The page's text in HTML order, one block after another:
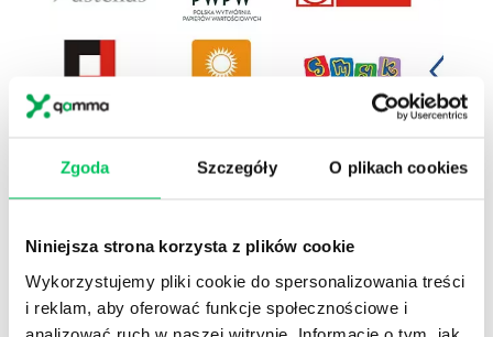
Zgoda Szczegóły O plikach cookies
Niniejsza strona korzysta z plików cookie
Wykorzystujemy pliki cookie do spersonalizowania treści
i reklam, aby oferować funkcje społecznościowe i
analizować ruch w naszej witrynie. Informacje o tym, jak
Next
1 Przeszkoliliśmyponad 40000dyrektorów,